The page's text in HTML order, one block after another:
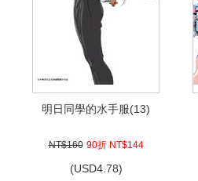
明日同學的水手服(13)
NT$160 90折 NT$144
(USD4.78)